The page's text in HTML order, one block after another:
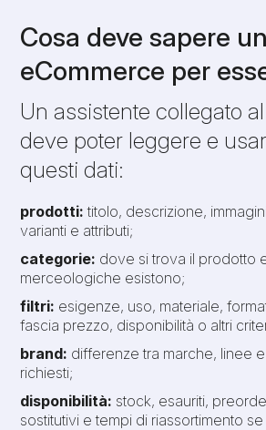
Cosa deve sapere
eCommerce per
Un assistente collegato
deve poter leggere e
questi dati:
prodotti: titolo, descrizione,
varianti e attributi;
categorie: dove si trova il prodotto
merceologiche esistono;
filtri: esigenze, uso, materiale,
fascia prezzo, disponibilità o altri
brand: differenze tra marche, linee
richiesti;
disponibilità: stock, esauriti,
sostitutivi e tempi di riassortimento